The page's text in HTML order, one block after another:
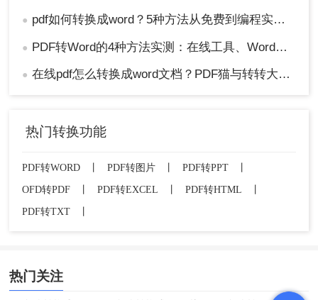
● pdf如何转换成word？5种方法从免费到编程实测对比！
● PDF转Word的4种方法实测：在线工具、Word、Adobe与开源软件对比！！
● 在线pdf怎么转换成word文档？PDF猫与转转大师2种在线工具使用指南与功能对比！
热门转换功能
PDF转WORD PDF转图片 PDF转PPT
OFD转PDF
PDF转EXCEL PDF转HTML
PDF转TXT
热门关注